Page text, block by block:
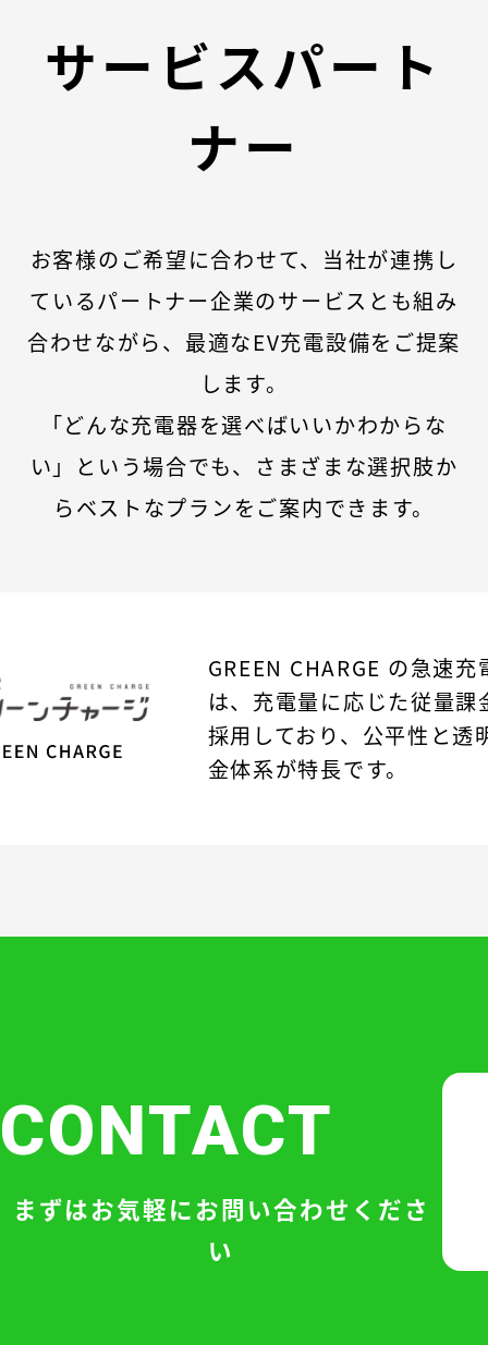
サービスパート
ナー
お客様のご希望に合わせて、当社が連携し
ているパートナー企業のサービスとも組み
合わせながら、最適なEV充電設備をご提案
します。
「どんな充電器を選べばいいかわからな
い」という場合でも、さまざまな選択肢か
らベストなプランをご案内できます。
GREEN CHARGE の急速
は、充電量に応じた従量課
採用しており、公平性と透
金体系が特長です。
CONTACT
まずはお気軽にお問い合わせくださ
い